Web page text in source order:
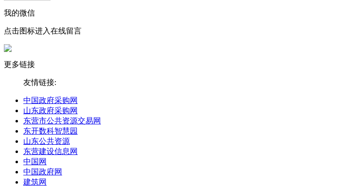
我的微信
点击图标进入在线留言
更多链接
友情链接:
中国政府采购网
山东政府采购网
东营市公共资源交易网
东开数科智慧园
山东公共资源
东营建设信息网
中国网
中国政府网
建筑网